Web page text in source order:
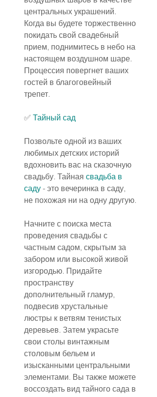
центральных украшений.
Когда вы будете торжественно
покидать свой свадебный
прием, поднимитесь в небо на
настоящем воздушном шаре.
Процессия повергнет ваших
гостей в благоговейный
трепет.
✅ Тайный сад
Позвольте одной из ваших
любимых детских историй
вдохновить вас на сказочную
свадьбу. Тайная свадьба в
саду - это вечеринка в саду,
не похожая ни на одну другую.
Начните с поиска места
проведения свадьбы с
частным садом, скрытым за
забором или высокой живой
изгородью. Придайте
пространству
дополнительный гламур,
подвесив хрустальные
люстры к ветвям тенистых
деревьев. Затем украсьте
свои столы винтажным
столовым бельем и
изысканными центральными
элементами. Вы также можете
воссоздать вид тайного сада в